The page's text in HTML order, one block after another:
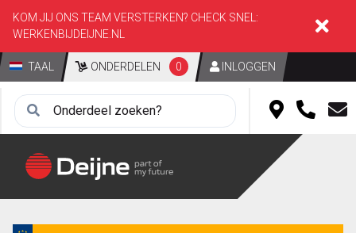
KOM JIJ ONS TEAM VERSTERKEN? CHECK SNEL:
WERKENBIJDEIJNE.NL
TAAL ONDERDELEN 0 INLOGGEN